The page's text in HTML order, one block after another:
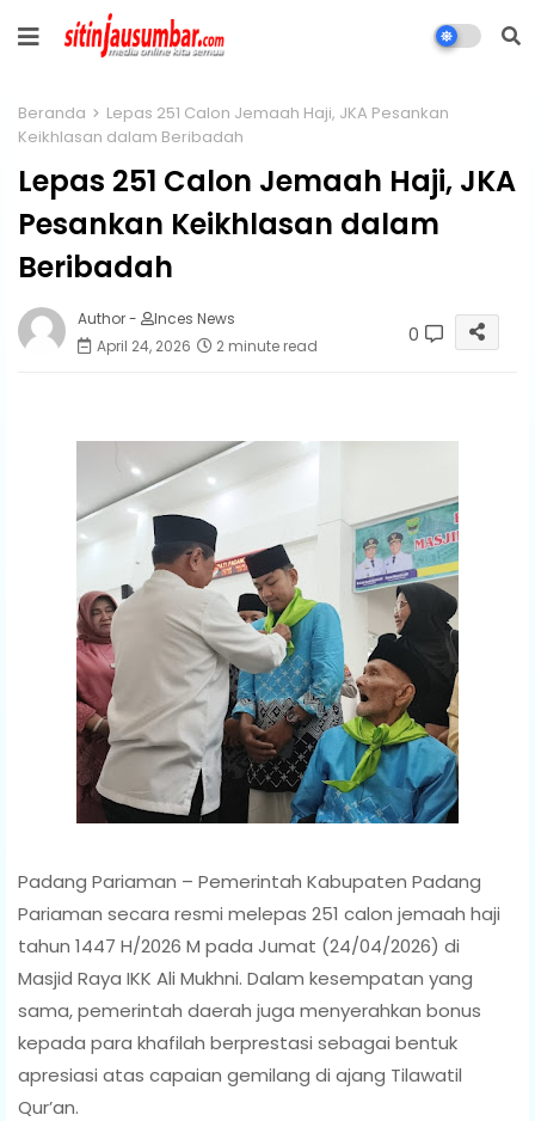
Beranda
‎Lepas 251 Calon Jemaah Haji, JKA Pesankan
Keikhlasan dalam Beribadah ‎
‎Lepas 251 Calon Jemaah Haji, JKA
Pesankan Keikhlasan dalam
Beribadah ‎
Author -
Inces News
April 24, 2026
2 minute read 0
Padang Pariaman – Pemerintah Kabupaten Padang
Pariaman secara resmi melepas 251 calon jemaah haji
tahun 1447 H/2026 M pada Jumat (24/04/2026) di
Masjid Raya IKK Ali Mukhni. Dalam kesempatan yang
sama, pemerintah daerah juga menyerahkan bonus
kepada para khafilah berprestasi sebagai bentuk
apresiasi atas capaian gemilang di ajang Tilawatil
Qur’an.